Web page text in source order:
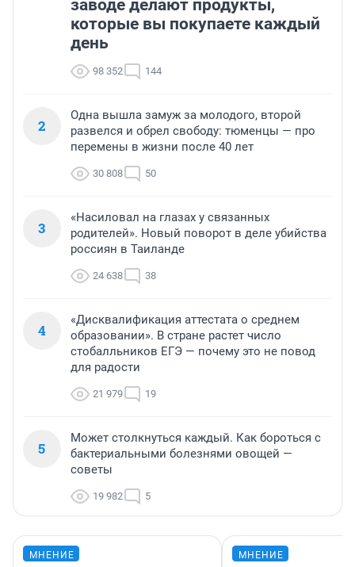
заводе делают продукты,
которые вы покупаете каждый
день
98 352 144
2
Одна вышла замуж за молодого, второй
развелся и обрел свободу: тюменцы — про
перемены в жизни после 40 лет
30 808 50
3
«Насиловал на глазах у связанных
родителей». Новый поворот в деле убийства
россиян в Таиланде
24 638 38
4
«Дисквалификация аттестата о среднем
образовании». В стране растет число
стобалльников ЕГЭ — почему это не повод
для радости
21 979 19
5
Может столкнуться каждый. Как бороться с
бактериальными болезнями овощей —
советы
19 982 5
МНЕНИЕ МНЕНИЕ